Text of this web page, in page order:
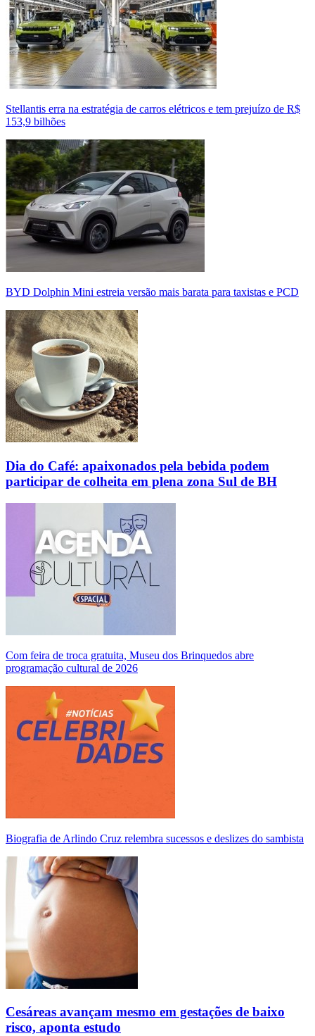
Stellantis erra na estratégia de carros elétricos e tem prejuízo de R$
153,9 bilhões
BYD Dolphin Mini estreia versão mais barata para taxistas e PCD
Dia do Café: apaixonados pela bebida podem
participar de colheita em plena zona Sul de BH
Com feira de troca gratuita, Museu dos Brinquedos abre
programação cultural de 2026
Biografia de Arlindo Cruz relembra sucessos e deslizes do sambista
Cesáreas avançam mesmo em gestações de baixo
risco, aponta estudo